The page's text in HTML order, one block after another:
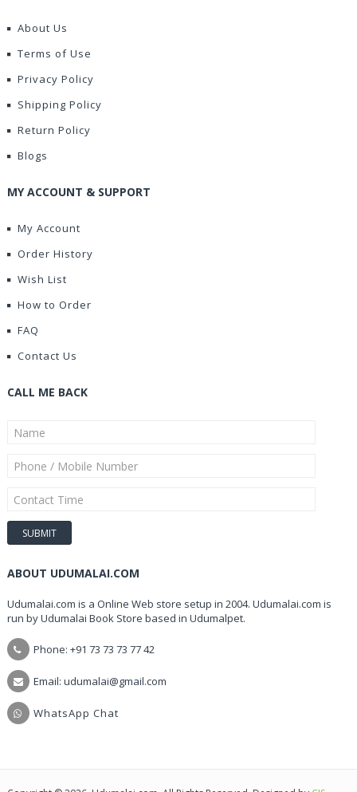
About Us
Terms of Use
Privacy Policy
Shipping Policy
Return Policy
Blogs
MY ACCOUNT & SUPPORT
My Account
Order History
Wish List
How to Order
FAQ
Contact Us
CALL ME BACK
ABOUT UDUMALAI.COM
Udumalai.com is a Online Web store setup in 2004. Udumalai.com is
run by Udumalai Book Store based in Udumalpet.
Phone: +91 73 73 73 77 42
Email: udumalai@gmail.com
WhatsApp Chat